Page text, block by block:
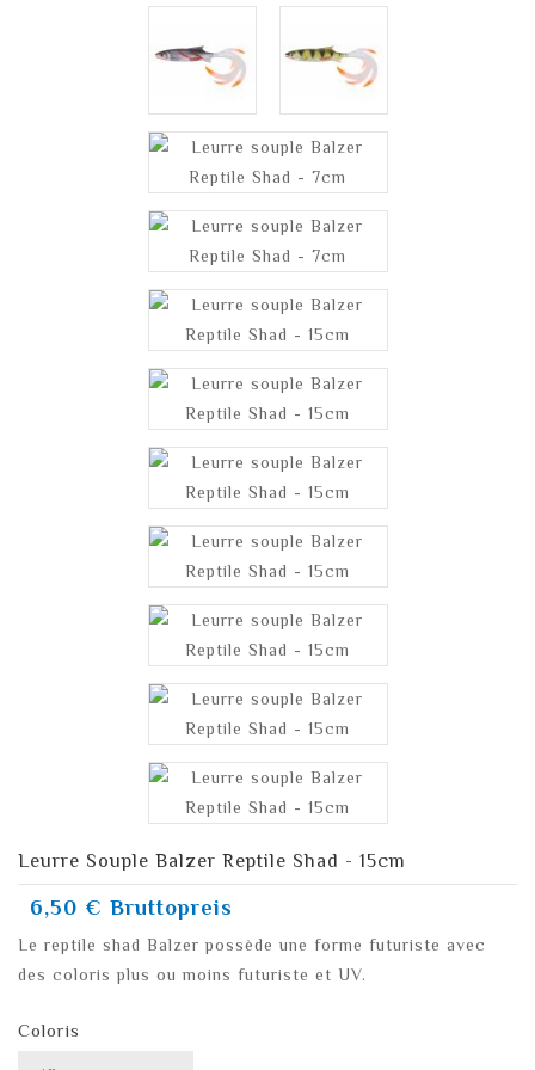
Leurre Souple Balzer Reptile Shad - 15cm
6,50 € Bruttopreis
Le reptile shad Balzer possède une forme futuriste avec
des coloris plus ou moins futuriste et UV.
Coloris